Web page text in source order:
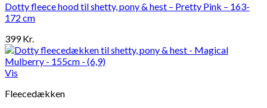
Dotty fleece hood til shetty, pony & hest – Pretty Pink – 163-
172 cm
399Kr.
Vis
Fleecedækken